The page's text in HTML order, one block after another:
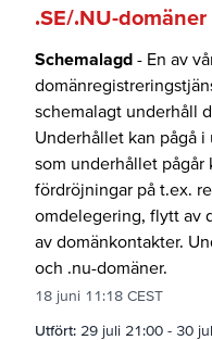
.SE/.NU-domäner
Schemalagd - En av
schemalagt underhåll
Underhållet kan pågå
som underhållet pågår
fördröjningar på t.ex.
omdelegering, flytt av
av domänkontakter.
och .nu-domäner.
18 juni 11:18 CEST
Utfört: 29 juli 21:00 - 30